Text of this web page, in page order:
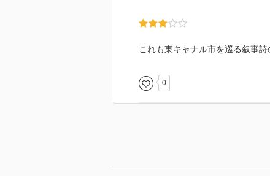
これも東キャナル市を巡る叙事詩
0